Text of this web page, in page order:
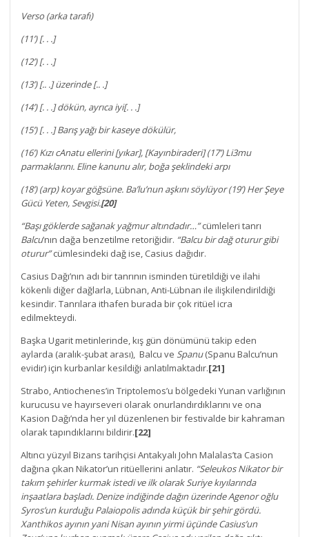
Verso (arka tarafı)
(11’) [. . .]
(12’) [. . .]
(13’) [.. .] üzerinde [.. .]
(14’) [. . .] dökün, ayrıca iyi[. . .]
(15’) [. . .] Barış yağı bir kaseye dökülür,
(16’) Kızı cAnatu ellerini [yıkar], [Kayınbiraderi] (17’) Li3mu
parmaklarını. Eline kanunu alır, boğa şeklindeki arpı
(18’) (arp) koyar göğsüne. Ba’lu’nun aşkını söylüyor (19’) Her Şeye
Gücü Yeten, Sevgisi.[20]
“Başı göklerde sağanak yağmur altındadır…”cümleleri tanrı
Balcu’nın dağa benzetilme retoriğidir. “Balcu bir dağ oturur gibi
oturur”cümlesindeki dağ ise, Casius dağıdır.
Casius Dağı’nın adı bir tanrının isminden türetildiği ve ilahi
kökenli diğer dağlarla, Lübnan, Anti-Lübnan ile ilişkilendirildiği
kesindir. Tanrılara ithafen burada bir çok ritüel icra
edilmekteydi.
Başka Ugarit metinlerinde, kış gün dönümünü takip eden
aylarda (aralık-şubat arası), Balcu ve Spanu(Spanu Balcu’nun
evidir) için kurbanlar kesildiği anlatılmaktadır.[21]
Strabo, Antiochenes’in Triptolemos’u bölgedeki Yunan varlığının
kurucusu ve hayırseveri olarak onurlandırdıklarını ve ona
Kasion Dağı’nda her yıl düzenlenen bir festivalde bir kahraman
olarak tapındıklarını bildirir.[22]
Altıncı yüzyıl Bizans tarihçisi Antakyalı John Malalas’ta Casion
dağına çıkan Nikator’un ritüellerini anlatır. “Seleukos Nikator bir
takım şehirler kurmak istedi ve ilk olarak Suriye kıyılarında
inşaatlara başladı. Denize indiğinde dağın üzerinde Agenor oğlu
Syros’un kurduğu Palaiopolis adında küçük bir şehir gördü.
Xanthikos ayının yani Nisan ayının yirmi üçünde Casius’un